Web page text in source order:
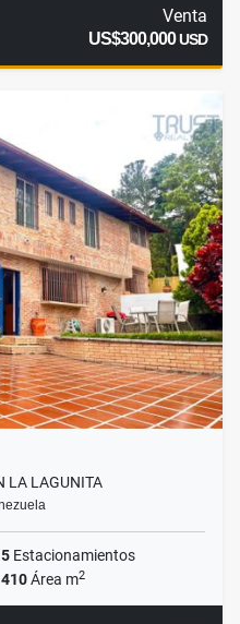
Venta
US$300,000USD
LA LAGUNITA
5 Estacionamientos
410Área m2